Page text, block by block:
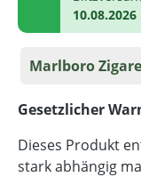
10.08.2026
Marlboro
Gesetzlicher
Dieses Produkt
stark abhängig